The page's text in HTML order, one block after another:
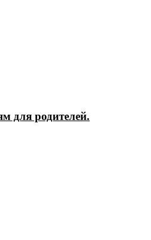
для родителей.